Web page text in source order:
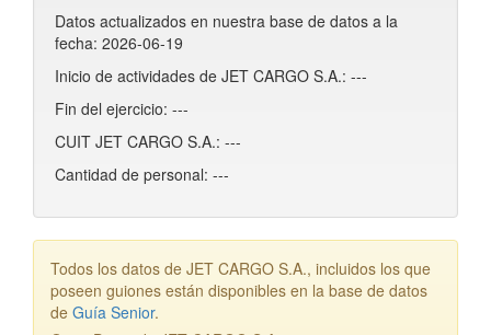
Datos actualizados en nuestra base de datos a la
fecha: 2026-06-19
Inicio de actividades de JET CARGO S.A.: ---
Fin del ejercicio: ---
CUIT JET CARGO S.A.: ---
Cantidad de personal: ---
Todos los datos de JET CARGO S.A., incluidos los que
poseen guiones están disponibles en la base de datos
de Guía Senior.